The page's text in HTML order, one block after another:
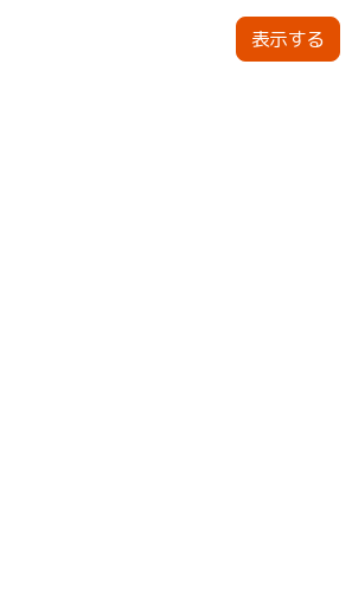
入れるのが特
動がお勧めです。
表示する